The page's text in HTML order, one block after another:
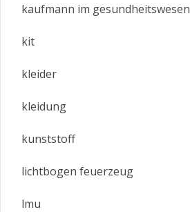
kaufmann im gesundheitswesen
kit
kleider
kleidung
kunststoff
lichtbogen feuerzeug
lmu